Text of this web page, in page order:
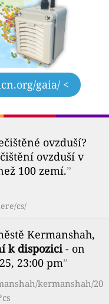
gaia/ <
ovzduší?
ovzduší v
100 zemí.”
cs/
Kermanshah,
k dispozici- on
23:00 pm”
kermanshah/20